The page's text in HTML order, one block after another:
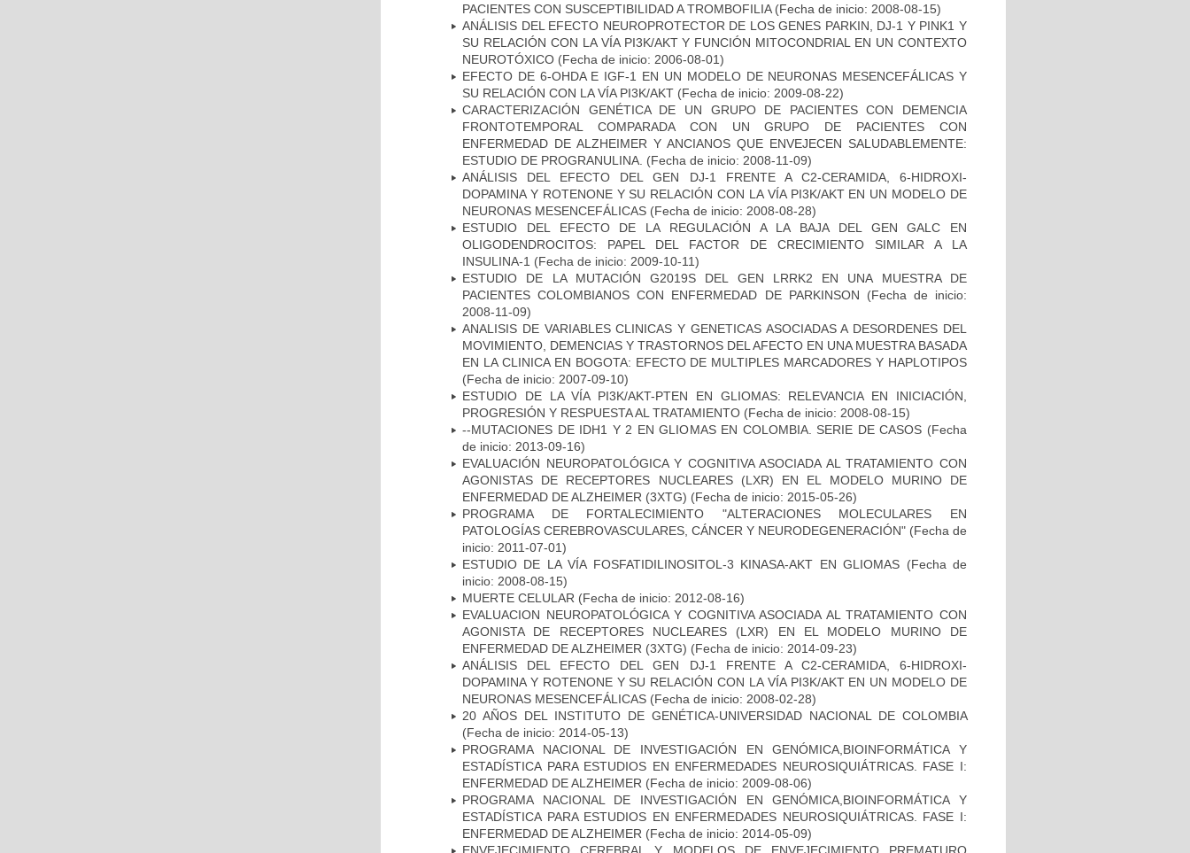
PACIENTES CON SUSCEPTIBILIDAD A TROMBOFILIA(Fecha de inicio: 2008-08-15)
ANÁLISIS DEL EFECTO NEUROPROTECTOR DE LOS GENES PARKIN, DJ-1 Y PINK1 Y
SU RELACIÓN CON LA VÍA PI3K/AKT Y FUNCIÓN MITOCONDRIAL EN UN CONTEXTO
NEUROTÓXICO (Fecha de inicio: 2006-08-01)
EFECTO DE 6-OHDA E IGF-1 EN UN MODELO DE NEURONAS MESENCEFÁLICAS Y
SU RELACIÓN CON LA VÍA PI3K/AKT (Fecha de inicio: 2009-08-22)
CARACTERIZACIÓN GENÉTICA DE UN GRUPO DE PACIENTES CON DEMENCIA
FRONTOTEMPORAL COMPARADA CON UN GRUPO DE PACIENTES CON
ENFERMEDAD DE ALZHEIMER Y ANCIANOS QUE ENVEJECEN SALUDABLEMENTE:
ESTUDIO DE PROGRANULINA. (Fecha de inicio: 2008-11-09)
ANÁLISIS DEL EFECTO DEL GEN DJ-1 FRENTE A C2-CERAMIDA, 6-HIDROXI-
DOPAMINA Y ROTENONE Y SU RELACIÓN CON LA VÍA PI3K/AKT EN UN MODELO DE
NEURONAS MESENCEFÁLICAS (Fecha de inicio: 2008-08-28)
ESTUDIO DEL EFECTO DE LA REGULACIÓN A LA BAJA DEL GEN GALC EN
OLIGODENDROCITOS: PAPEL DEL FACTOR DE CRECIMIENTO SIMILAR A LA
INSULINA-1 (Fecha de inicio: 2009-10-11)
ESTUDIO DE LA MUTACIÓN G2019S DEL GEN LRRK2 EN UNA MUESTRA DE
PACIENTES COLOMBIANOS CON ENFERMEDAD DE PARKINSON (Fecha de inicio:
2008-11-09)
ANALISIS DE VARIABLES CLINICAS Y GENETICAS ASOCIADAS A DESORDENES DEL
MOVIMIENTO, DEMENCIAS Y TRASTORNOS DEL AFECTO EN UNA MUESTRA BASADA
EN LA CLINICA EN BOGOTA: EFECTO DE MULTIPLES MARCADORES Y HAPLOTIPOS
(Fecha de inicio: 2007-09-10)
ESTUDIO DE LA VÍA PI3K/AKT-PTEN EN GLIOMAS: RELEVANCIA EN INICIACIÓN,
PROGRESIÓN Y RESPUESTA AL TRATAMIENTO (Fecha de inicio: 2008-08-15)
--MUTACIONES DE IDH1 Y 2 EN GLIOMAS EN COLOMBIA. SERIE DE CASOS (Fecha
de inicio: 2013-09-16)
EVALUACIÓN NEUROPATOLÓGICA Y COGNITIVA ASOCIADA AL TRATAMIENTO CON
AGONISTAS DE RECEPTORES NUCLEARES (LXR) EN EL MODELO MURINO DE
ENFERMEDAD DE ALZHEIMER (3XTG) (Fecha de inicio: 2015-05-26)
PROGRAMA DE FORTALECIMIENTO "ALTERACIONES MOLECULARES EN
PATOLOGÍAS CEREBROVASCULARES, CÁNCER Y NEURODEGENERACIÓN" (Fecha de
inicio: 2011-07-01)
ESTUDIO DE LA VÍA FOSFATIDILINOSITOL-3 KINASA-AKT EN GLIOMAS (Fecha de
inicio: 2008-08-15)
MUERTE CELULAR (Fecha de inicio: 2012-08-16)
EVALUACION NEUROPATOLÓGICA Y COGNITIVA ASOCIADA AL TRATAMIENTO CON
AGONISTA DE RECEPTORES NUCLEARES (LXR) EN EL MODELO MURINO DE
ENFERMEDAD DE ALZHEIMER (3XTG) (Fecha de inicio: 2014-09-23)
ANÁLISIS DEL EFECTO DEL GEN DJ-1 FRENTE A C2-CERAMIDA, 6-HIDROXI-
DOPAMINA Y ROTENONE Y SU RELACIÓN CON LA VÍA PI3K/AKT EN UN MODELO DE
NEURONAS MESENCEFÁLICAS (Fecha de inicio: 2008-02-28)
20 AÑOS DEL INSTITUTO DE GENÉTICA-UNIVERSIDAD NACIONAL DE COLOMBIA
(Fecha de inicio: 2014-05-13)
PROGRAMA NACIONAL DE INVESTIGACIÓN EN GENÓMICA,BIOINFORMÁTICA Y
ESTADÍSTICA PARA ESTUDIOS EN ENFERMEDADES NEUROSIQUIÁTRICAS. FASE I:
ENFERMEDAD DE ALZHEIMER (Fecha de inicio: 2009-08-06)
PROGRAMA NACIONAL DE INVESTIGACIÓN EN GENÓMICA,BIOINFORMÁTICA Y
ESTADÍSTICA PARA ESTUDIOS EN ENFERMEDADES NEUROSIQUIÁTRICAS. FASE I:
ENFERMEDAD DE ALZHEIMER (Fecha de inicio: 2014-05-09)